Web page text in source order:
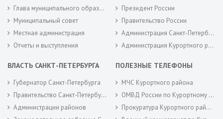
Глава муниципального образования
Муниципальный совет
Местная администрация
Отчеты и выступления
Президент России
Правительство России
Администрация Санкт-Петербурга
Администрация Курортного района Санкт-Петербурга
ВЛАСТЬ САНКТ-ПЕТЕРБУРГА
Губернатор Санкт-Петербурга
Правительство Санкт-Петербурга
Администрации районов
ПОЛЕЗНЫЕ ТЕЛЕФОНЫ
МЧС Курортного района
ОМВД России по Курортному району
Прокуратура Курортного района